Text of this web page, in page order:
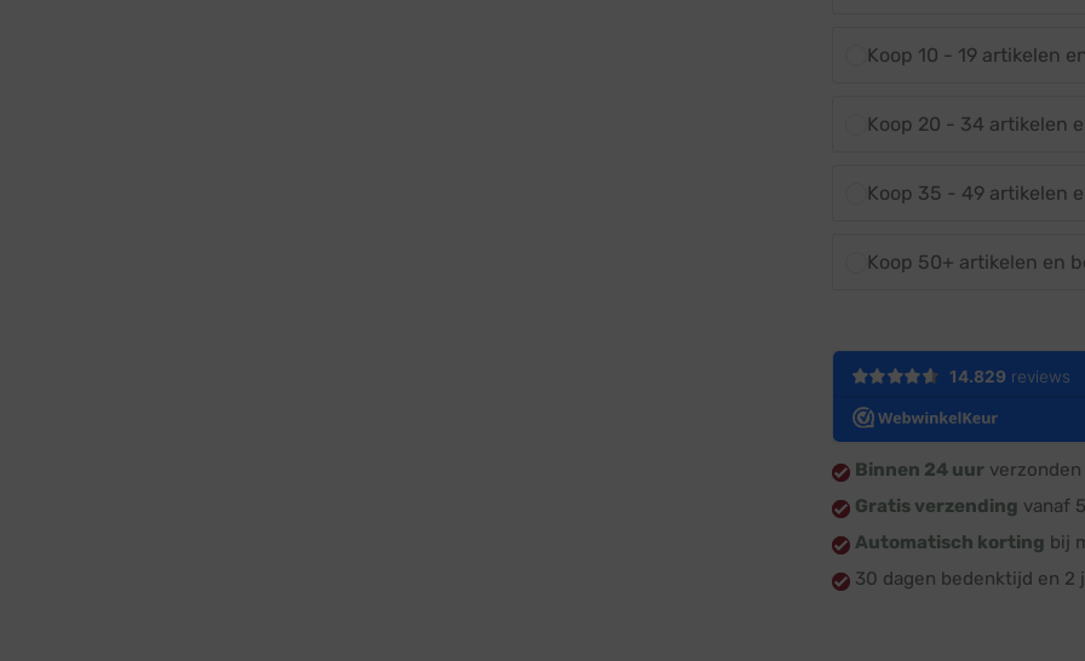
Koop 10 - 19 artikelen
Koop 20 - 34 artikelen
Koop 35 - 49 artikelen
Koop 50+ artikelen en
Binnen 24 uur
Gratis verzending vanaf
Automatisch korting bij
30 dagen bedenktijd en 2